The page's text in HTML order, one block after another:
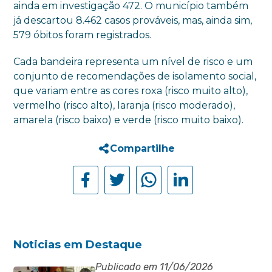
ainda em investigação 472. O município também
já descartou 8.462 casos prováveis, mas, ainda sim,
579 óbitos foram registrados.
Cada bandeira representa um nível de risco e um
conjunto de recomendações de isolamento social,
que variam entre as cores roxa (risco muito alto),
vermelho (risco alto), laranja (risco moderado),
amarela (risco baixo) e verde (risco muito baixo).
Compartilhe
Noticias em Destaque
Publicado em 11/06/2026